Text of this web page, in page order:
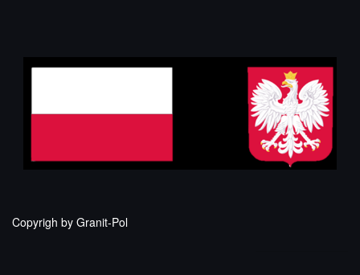
Copyrigh by Granit-Pol